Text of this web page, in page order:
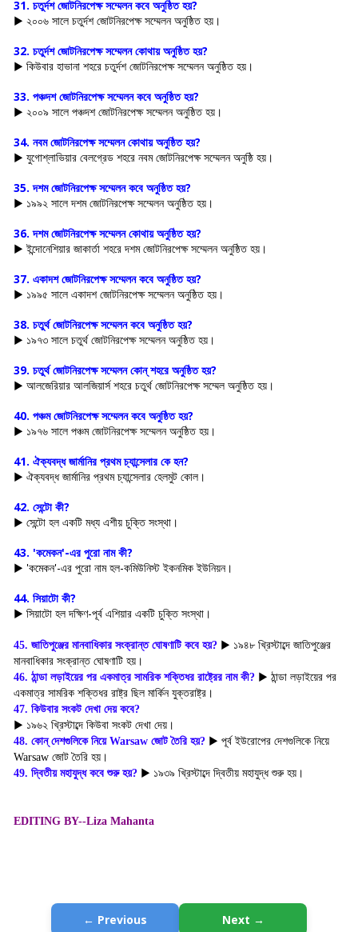
31. চতুর্দশ জোটনিরপেক্ষ সম্মেলন কবে অনুষ্ঠিত হয়?
▶ ২০০৬ সালে চতুর্দশ জোটনিরপেক্ষ সম্মেলন অনুষ্ঠিত হয়।
32. চতুর্দশ জোটনিরপেক্ষ সম্মেলন কোথায় অনুষ্ঠিত হয়?
▶ কিউবার হাভানা শহরে চতুর্দশ জোটনিরপেক্ষ সম্মেলন অনুষ্ঠিত হয়।
33. পঞ্চদশ জোটনিরপেক্ষ সম্মেলন কবে অনুষ্ঠিত হয়?
▶ ২০০৯ সালে পঞ্চদশ জোটনিরপেক্ষ সম্মেলন অনুষ্ঠিত হয়।
34. নবম জোটনিরপেক্ষ সম্মেলন কোথায় অনুষ্ঠিত হয়?
▶ যুগোশ্লাভিয়ার বেলগ্রেড শহরে নবম জোটনিরপেক্ষ সম্মেলন অনুষ্ঠি হয়।
35. দশম জোটনিরপেক্ষ সম্মেলন কবে অনুষ্ঠিত হয়?
▶ ১৯৯২ সালে দশম জোটনিরপেক্ষ সম্মেলন অনুষ্ঠিত হয়।
36. দশম জোটনিরপেক্ষ সম্মেলন কোথায় অনুষ্ঠিত হয়?
▶ ইন্দোনেশিয়ার জাকার্তা শহরে দশম জোটনিরপেক্ষ সম্মেলন অনুষ্ঠিত হয়।
37. একাদশ জোটনিরপেক্ষ সম্মেলন কবে অনুষ্ঠিত হয়?
▶ ১৯৯৫ সালে একাদশ জোটনিরপেক্ষ সম্মেলন অনুষ্ঠিত হয়।
38. চতুর্থ জোটনিরপেক্ষ সম্মেলন কবে অনুষ্ঠিত হয়?
▶ ১৯৭৩ সালে চতুর্থ জোটনিরপেক্ষ সম্মেলন অনুষ্ঠিত হয়।
39. চতুর্থ জোটনিরপেক্ষ সম্মেলন কোন্ শহরে অনুষ্ঠিত হয়?
▶ আলজেরিয়ার আলজিয়ার্স শহরে চতুর্থ জোটনিরপেক্ষ সম্মেল অনুষ্ঠিত হয়।
40. পঞ্চম জোটনিরপেক্ষ সম্মেলন কবে অনুষ্ঠিত হয়?
▶ ১৯৭৬ সালে পঞ্চম জোটনিরপেক্ষ সম্মেলন অনুষ্ঠিত হয়।
41. ঐক্যবদ্ধ জার্মানির প্রথম চ্যান্সেলার কে হন?
▶ ঐক্যবদ্ধ জার্মানির প্রথম চ্যান্সেলার হেলমুট কোল।
42. সেন্টো কী?
▶ সেন্টো হল একটি মধ্য এশীয় চুক্তি সংস্থা।
43. 'কমেকন'-এর পুরো নাম কী?
▶ 'কমেকন'-এর পুরো নাম হল-কমিউনিস্ট ইকনমিক ইউনিয়ন।
44. সিয়াটো কী?
▶ সিয়াটো হল দক্ষিণ-পূর্ব এশিয়ার একটি চুক্তি সংস্থা।
45. জাতিপুঞ্জের মানবাধিকার সংক্রান্ত ঘোষণাটি কবে হয়? ▶ ১৯৪৮ খ্রিস্টাব্দে জাতিপুঞ্জের
মানবাধিকার সংক্রান্ত ঘোষণাটি হয়।
46. ঠান্ডা লড়াইয়ের পর একমাত্র সামরিক শক্তিধর রাষ্ট্রের নাম কী? ▶ ঠান্ডা লড়াইয়ের পর
একমাত্র সামরিক শক্তিধর রাষ্ট্র ছিল মার্কিন যুক্তরাষ্ট্র।
47. কিউবার সংকট দেখা দেয় কবে?
▶ ১৯৬২ খ্রিস্টাব্দে কিউবা সংকট দেখা দেয়।
48. কোন্ দেশগুলিকে নিয়ে Warsaw জোট তৈরি হয়? ▶ পূর্ব ইউরোপের দেশগুলিকে নিয়ে
Warsaw জোট তৈরি হয়।
49. দ্বিতীয় মহাযুদ্ধ কবে শুরু হয়? ▶ ১৯৩৯ খ্রিস্টাব্দে দ্বিতীয় মহাযুদ্ধ শুরু হয়।
EDITING BY--Liza Mahanta
← Previous Next →